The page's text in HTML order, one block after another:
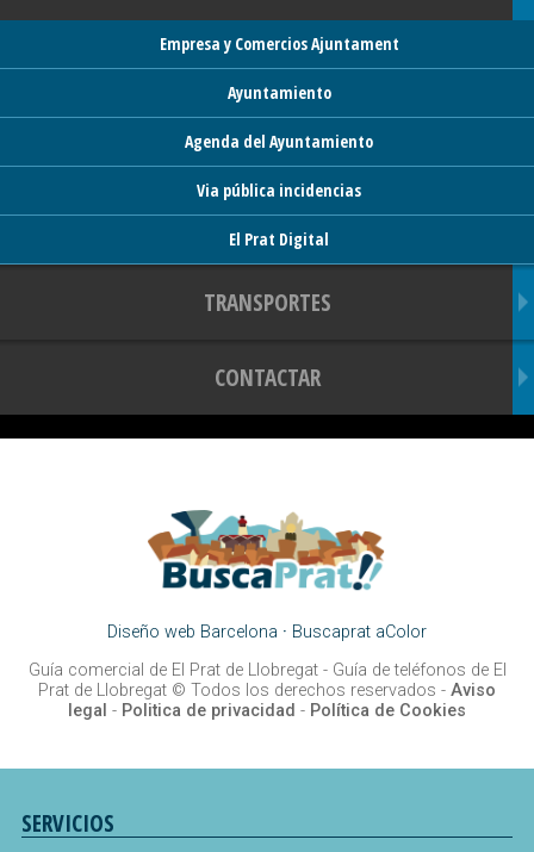
Empresa y Comercios Ajuntament
Ayuntamiento
Agenda del Ayuntamiento
Via pública incidencias
El Prat Digital
TRANSPORTES
CONTACTAR
Diseño web Barcelona · Buscaprat aColor
Guía comercial de El Prat de Llobregat - Guía de teléfonos de El
Prat de Llobregat © Todos los derechos reservados - Aviso
legal - Politica de privacidad - Política de Cookies
SERVICIOS